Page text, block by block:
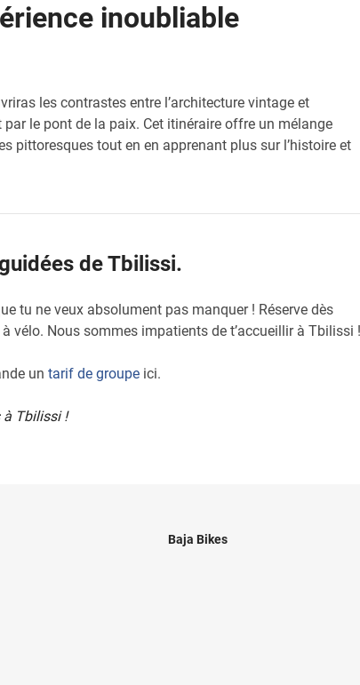
inoubliable
les contrastes entre l’architecture vintage et
le pont de la paix. Cet itinéraire offre un mélange
pittoresques tout en en apprenant plus sur l’histoire et
de Tbilissi.
tu ne veux absolument pas manquer ! Réserve dès
vélo. Nous sommes impatients de t’accueillir à Tbilissi !
un tarif de groupe ici.
à Tbilissi !
Baja Bikes